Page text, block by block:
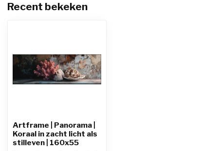
Recent bekeken
Artframe | Panorama |
Koraal in zacht licht als
stilleven | 160x55